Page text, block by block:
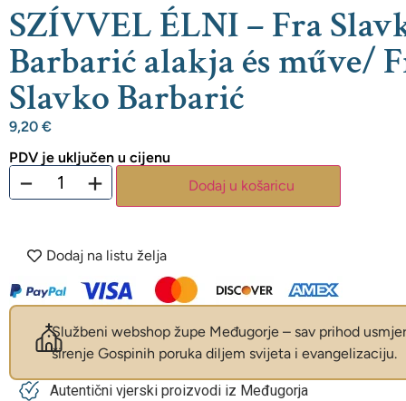
SZÍVVEL ÉLNI – Fra
Barbarić alakja és műve/
Slavko Barbarić
9,20 €
PDV je uključen u cijenu
− + Dodaj u košaricu
Dodaj na listu želja
Službeni webshop župe Međugorje – sav prihod
širenje Gospinih poruka diljem svijeta i evangelizaciju.
Autentični vjerski proizvodi iz Međugorja